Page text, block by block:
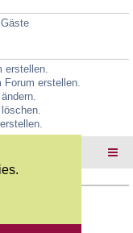
erstellen.
erstellen.
ändern.
löschen.